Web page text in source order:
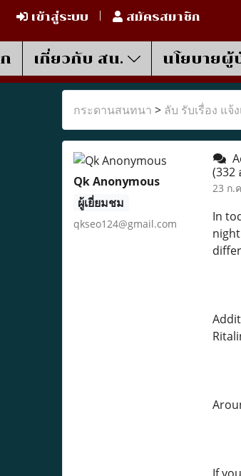
เข้าสู่ระบบ สมัครสมาชิก
เกี่ยวกับ สน. นโยบาย
กระดานสนทนา > ลับ รับเรื่อง แจ้
Qk Anonymous
ผู้เยี่ยมชม
qkseo124@gmail.com
(332
23 ก.
In